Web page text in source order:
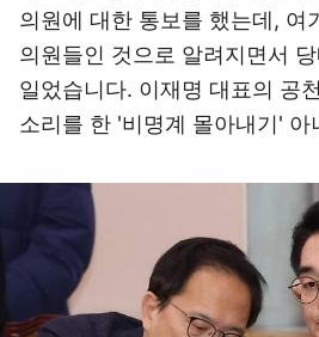
의원에 대한 통보를 했는데, 여
의원들인 것으로 알려지면서
일었습니다. 이재명 대표의 공
소리를 한 '비명계 몰아내기' 아